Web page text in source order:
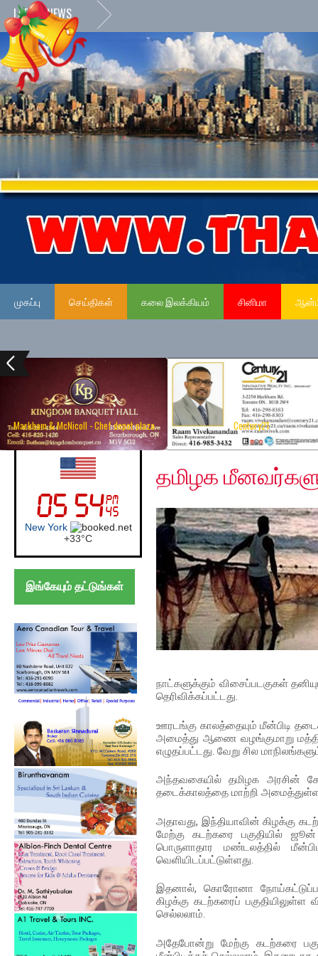
LATEST NEWS
முகப்பு செய்திகள் கலை இலக்கியம் சினிமா
Markham & McNicoll - Chef depot plaza Century21
UK (London)
London
+24°C
இங்கேயும் தட்டுங்கள்
Wednesday, May 27,
தமிழக
நாட்களுக்கும் விசைப்படகுகள்
தெரிவிக்கப்பட்டது.
ஊரடங்கு காலத்தையும் மீன்பிடி
அமைத்து ஆணை வழங்குமாறு
எழுதப்பட்டது. வேறு சில
அந்தவகையில் தமிழக அரசின்
தடைக்காலத்தை மாற்றி
அதாவது, இந்தியாவின் கிழக்கு
மேற்கு கடற்கரை பகுதியில்
பொருளாதார மண்டலத்தில்
வெளியிடப்பட்டுள்ளது.
இதனால், கொரோனா
கிழக்கு கடற்கரைப்
செல்லலாம்.
அதேபோன்று மேற்கு கடற்கரை